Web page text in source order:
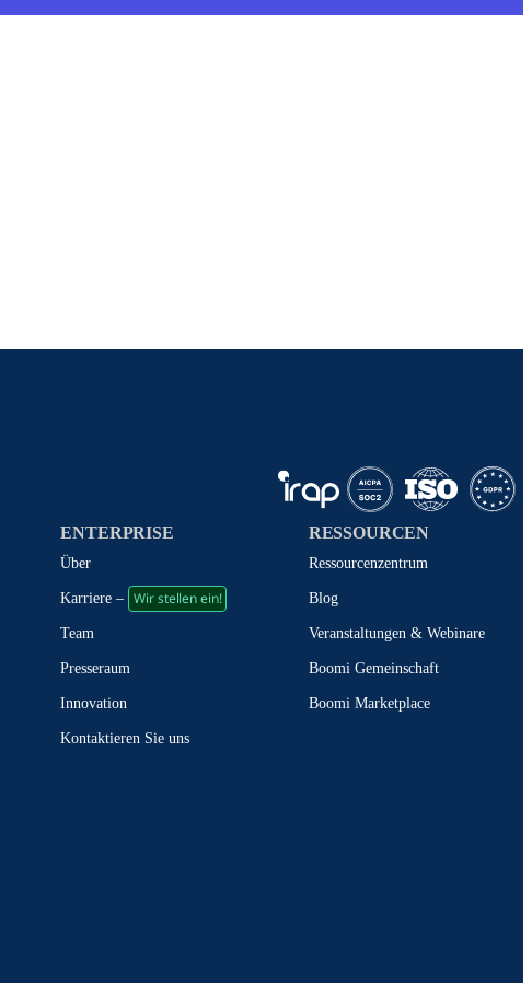
ENTERPRISE
Über
Karriere – Wir stellen ein!
Team
Presseraum
Innovation
Kontaktieren Sie uns
RESSOURCEN
Ressourcenzentrum
Blog
Veranstaltungen & Webinare
Boomi Gemeinschaft
Boomi Marketplace